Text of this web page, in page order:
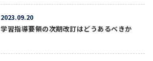
2023.09.20
学習指導要領の次期改訂はどうあるべきか